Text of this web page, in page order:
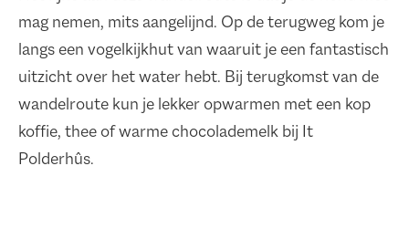
mag nemen, mits aangelijnd. Op de terugweg kom je
langs een vogelkijkhut van waaruit je een fantastisch
uitzicht over het water hebt. Bij terugkomst van de
wandelroute kun je lekker opwarmen met een kop
koffie, thee of warme chocolademelk bij It
Polderhûs.